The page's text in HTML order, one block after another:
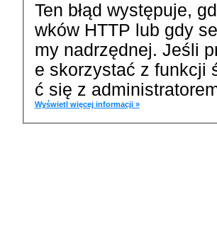
Ten błąd występuje,
wków HTTP lub gdy
my nadrzędnej. Jeśli
e skorzystać z funkcji
ć się z
Wyświetl więcej informacji »